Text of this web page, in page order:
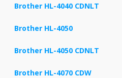
Brother HL-4040 CDNLT
Brother HL-4050
Brother HL-4050 CDNLT
Brother HL-4070 CDW